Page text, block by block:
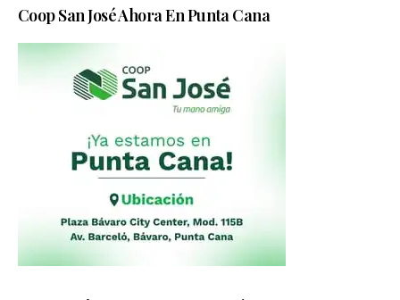
Coop San José Ahora En Punta Cana